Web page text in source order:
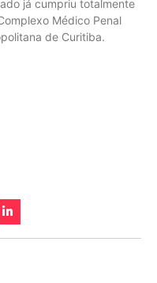
já cumpriu totalmente
Médico Penal
de Curitiba.